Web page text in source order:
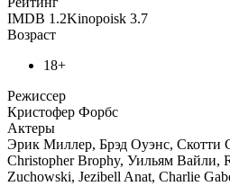
IMDB 1.2Kinopoisk 3.7
Возраст
18+
Режиссер
Кристофер Форбс
Актеры
Эрик Миллер, Брэд Оуэнс, Скотти
Christopher Brophy, Уильям Вайли,
Zuchowski, Jezibell Anat, Charlie